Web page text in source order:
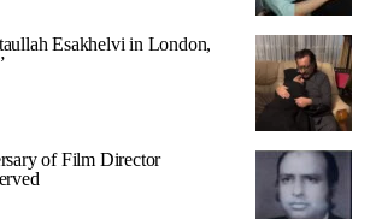
Esakhelvi in London,
of Film Director